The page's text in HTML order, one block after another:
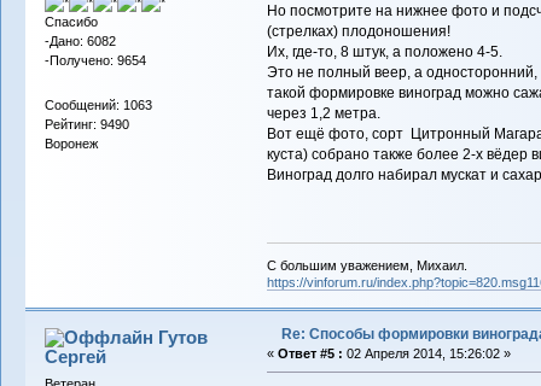
Спасибо
-Дано: 6082
-Получено: 9654
Сообщений: 1063
Рейтинг: 9490
Воронеж
Но посмотрите на нижнее фото и
(стрелках) плодоношения!
Их, где-то, 8 штук, а положено 4-5.
Это не полный веер, а односторонний,
такой формировке виноград можно
через 1,2 метра.
Вот ещё фото, сорт Цитронный
куста) собрано также более 2-х вёдер
Виноград долго набирал мускат и
С большим уважением, Михаил.
https://vinforum.ru/
Гутов
Сергей
Ветеран
Re: Способы формировки
« Ответ #5 : 02 Апреля 2014, 15:26:02 »